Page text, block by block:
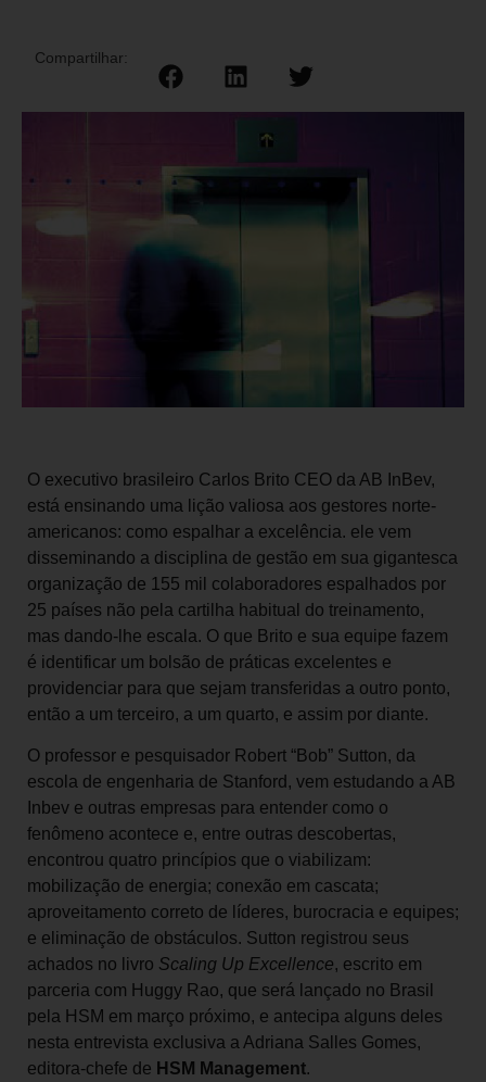
Compartilhar:
O executivo brasileiro Carlos Brito CEO da AB InBev,
está ensinando uma lição valiosa aos gestores norte-
americanos: como espalhar a excelência. ele vem
disseminando a disciplina de gestão em sua gigantesca
organização de 155 mil colaboradores espalhados por
25 países não pela cartilha habitual do treinamento,
mas dando-lhe escala. O que Brito e sua equipe fazem
é identificar um bolsão de práticas excelentes e
providenciar para que sejam transferidas a outro ponto,
então a um terceiro, a um quarto, e assim por diante.
O professor e pesquisador Robert “Bob” Sutton, da
escola de engenharia de Stanford, vem estudando a AB
Inbev e outras empresas para entender como o
fenômeno acontece e, entre outras descobertas,
encontrou quatro princípios que o viabilizam:
mobilização de energia; conexão em cascata;
aproveitamento correto de líderes, burocracia e equipes;
e eliminação de obstáculos. Sutton registrou seus
achados no livro Scaling Up Excellence, escrito em
parceria com Huggy Rao, que será lançado no Brasil
pela HSM em março próximo, e antecipa alguns deles
nesta entrevista exclusiva a Adriana Salles Gomes,
editora-chefe de HSM Management.